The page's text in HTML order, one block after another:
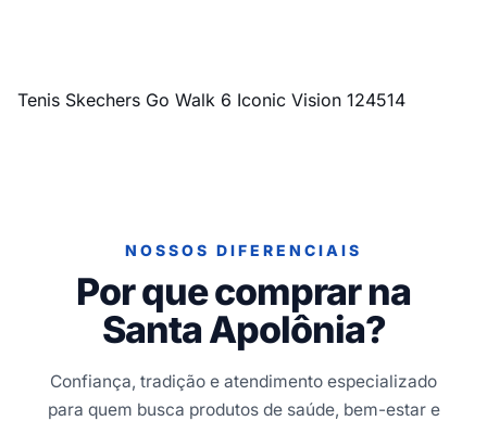
Tenis Skechers Go Walk 6 Iconic Vision 124514
NOSSOS DIFERENCIAIS
Por que comprar na
Santa Apolônia?
Confiança, tradição e atendimento especializado
para quem busca produtos de saúde, bem-estar e